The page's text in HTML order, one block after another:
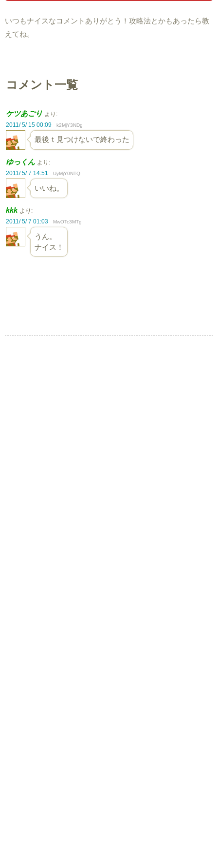
いつもナイスなコメントありがとう！攻略法とかもあったら教
えてね。
コメント一覧
ケツあごり より:
2011/ 5/ 15 00:09
k2MjY3NDg
最後ｔ見つけないで終わった
ゆっくん より:
2011/ 5/ 7 14:51
UyMjY0NTQ
いいね。
kkk より:
2011/ 5/ 7 01:03
MwOTc3MTg
うん。
ナイス！